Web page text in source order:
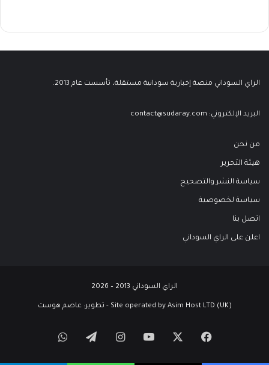
الراي السوداني منصة إخبارية سودانية مستقلة، تأسست عام 2013.
البريد الإلكتروني: contact@sudaray.com
من نحن
هيئة التحرير
سياسة النشر والتصحيح
سياسة لخصوصية
اتصل بنا
اعلن على الراي السوداني
الراي السوداني 2013 – 2026
Site operated by Asim Host LTD (UK) - تطوير: عاصم هوست
فيسبوك ‫YouTubeانستقرامتيلقرامواتساب